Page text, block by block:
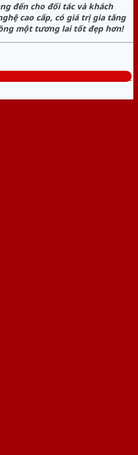
đến cho đối tác và khách
cao cấp, có giá trị gia tăng
một tương lai tốt đẹp hơn!
đài tư vấn miễn phí: 0824.400.400